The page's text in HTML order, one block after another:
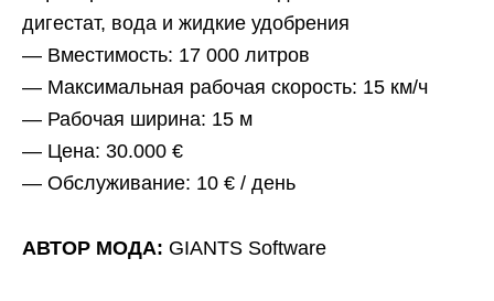
дигестат, вода и жидкие удобрения
— Вместимость: 17 000 литров
— Максимальная рабочая скорость: 15 км/ч
— Рабочая ширина: 15 м
— Цена: 30.000 €
— Обслуживание: 10 € / день
АВТОР МОДА: GIANTS Software